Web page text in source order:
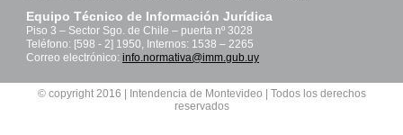
Equipo Técnico de Información Jurídica
Piso 3 – Sector Sgo. de Chile – puerta nº 3028
Teléfono: [598 - 2] 1950, Internos: 1538 – 2265
Correo electrónico: info.normativa@imm.gub.uy
© copyright 2016 | Intendencia de Montevideo | Todos los derechos
reservados